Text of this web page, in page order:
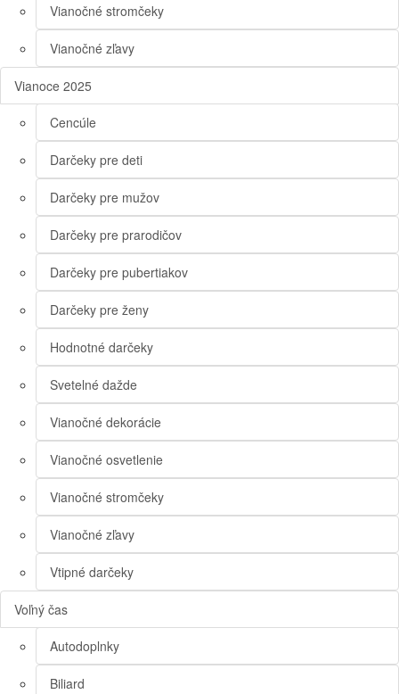
Vianočné stromčeky
Vianočné zľavy
Vianoce 2025
Cencúle
Darčeky pre deti
Darčeky pre mužov
Darčeky pre prarodičov
Darčeky pre pubertiakov
Darčeky pre ženy
Hodnotné darčeky
Svetelné dažde
Vianočné dekorácie
Vianočné osvetlenie
Vianočné stromčeky
Vianočné zľavy
Vtipné darčeky
Voľný čas
Autodoplnky
Biliard